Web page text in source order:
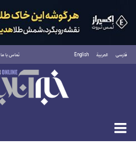
فارسی العربية English تماس با ما
جمعه ۱۶ مرداد ۱۴۰۵